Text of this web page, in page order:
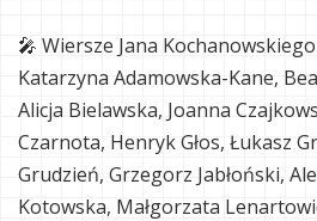
🎤 Wiersze Jana
Katarzyna Adamowska-Kane,
Alicja Bielawska, Joanna
Czarnota, Henryk Głos, Łukasz
Grudzień, Grzegorz Jabłoński,
Kotowska, Małgorzata